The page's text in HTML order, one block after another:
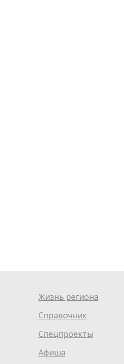
Жизнь региона
Справочник
Спецпроекты
Афиша